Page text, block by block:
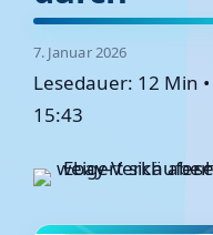
7. Januar 2026
Lesedauer: 12 Min •
15:43